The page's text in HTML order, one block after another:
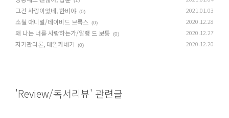
그건 사랑이었네, 한비야 (0) 2021.01.03
소셜 애니멀/데이비드 브룩스 (0) 2020.12.28
왜 나는 너를 사랑하는가/알랭 드 보통 (0) 2020.12.27
자기관리론, 데일카네기 (0) 2020.12.20
'Review/독서리뷰' 관련글